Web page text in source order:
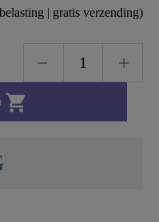
| gratis verzending)
